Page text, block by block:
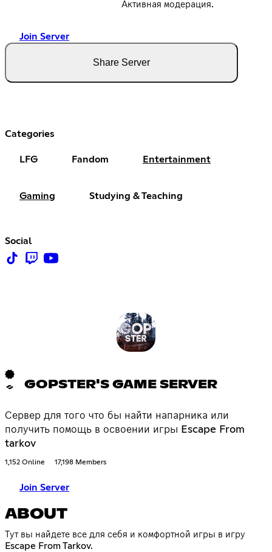
Активная модерация.
Join Server
Share Server
Categories
LFG Fandom Entertainment
Gaming Studying & Teaching
Social
GOPSTER'S GAME SERVER
Сервер для того что бы найти напарника или
получить помощь в освоении игры Escape From
tarkov
1,152 Online 17,198 Members
Join Server
ABOUT
Тут вы найдете все для себя и комфортной игры в игру
Escape From Tarkov.